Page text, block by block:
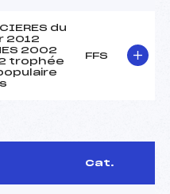
du
2012
2002
2 trophée
FFS
Cat.